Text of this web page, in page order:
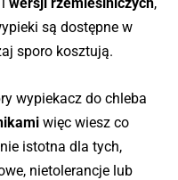
są dostępne w
sporo kosztują.
wypiekacz do chleba
więc wiesz co
istotna dla tych,
nietolerancje lub